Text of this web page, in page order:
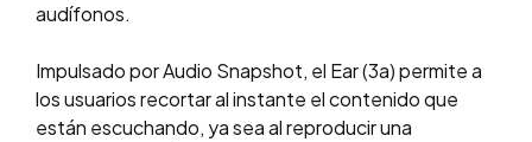
audífonos.
Impulsado por Audio Snapshot, el Ear (3a) permite a
los usuarios recortar al instante el contenido que
están escuchando, ya sea al reproducir una